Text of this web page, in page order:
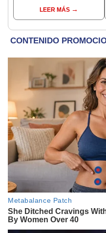
relación clandestina
con Naldy Saldaña:
LEER MÁS